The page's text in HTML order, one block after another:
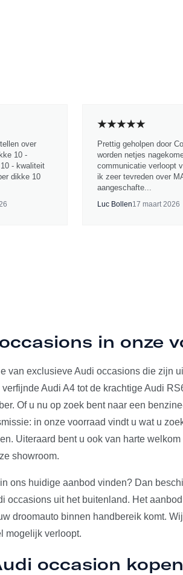
over
10 -
- kwaliteit
dikke 10
Prettig geholpen door
worden netjes
communicatie verloopt
ik zeer tevreden over
aangeschafte...
Luc Bollen17 maart 2026
in onze
van exclusieve Audi occasions die zijn
Audi A4 tot de krachtige Audi
Of u nu op zoek bent naar een
in onze voorraad vindt u wat u
Uiteraard bent u ook van harte
showroom.
ons huidige aanbod vinden? Dan
occasions uit het buitenland. Het
droomauto binnen handbereik komt.
mogelijk verloopt.
occasion